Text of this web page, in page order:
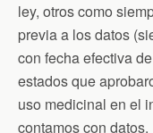
ley, otros como
previa a los datos
con fecha efectiva
estados que
uso medicinal en el
contamos con datos.